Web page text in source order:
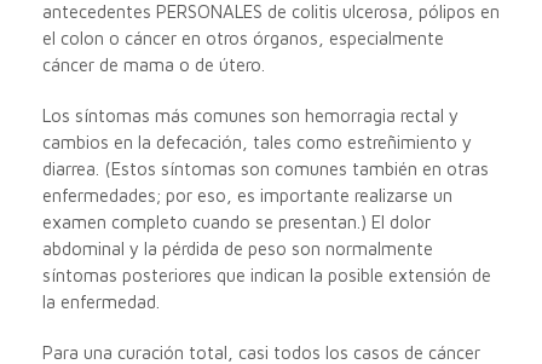
antecedentes PERSONALES de colitis ulcerosa, pólipos en
el colon o cáncer en otros órganos, especialmente
cáncer de mama o de útero.
Los síntomas más comunes son hemorragia rectal y
cambios en la defecación, tales como estreñimiento y
diarrea. (Estos síntomas son comunes también en otras
enfermedades; por eso, es importante realizarse un
examen completo cuando se presentan.) El dolor
abdominal y la pérdida de peso son normalmente
síntomas posteriores que indican la posible extensión de
la enfermedad.
Para una curación total, casi todos los casos de cáncer